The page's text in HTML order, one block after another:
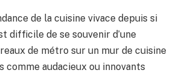
de la cuisine vivace depuis si
difficile de se souvenir d’une
de métro sur un mur de cuisine
comme audacieux ou innovants